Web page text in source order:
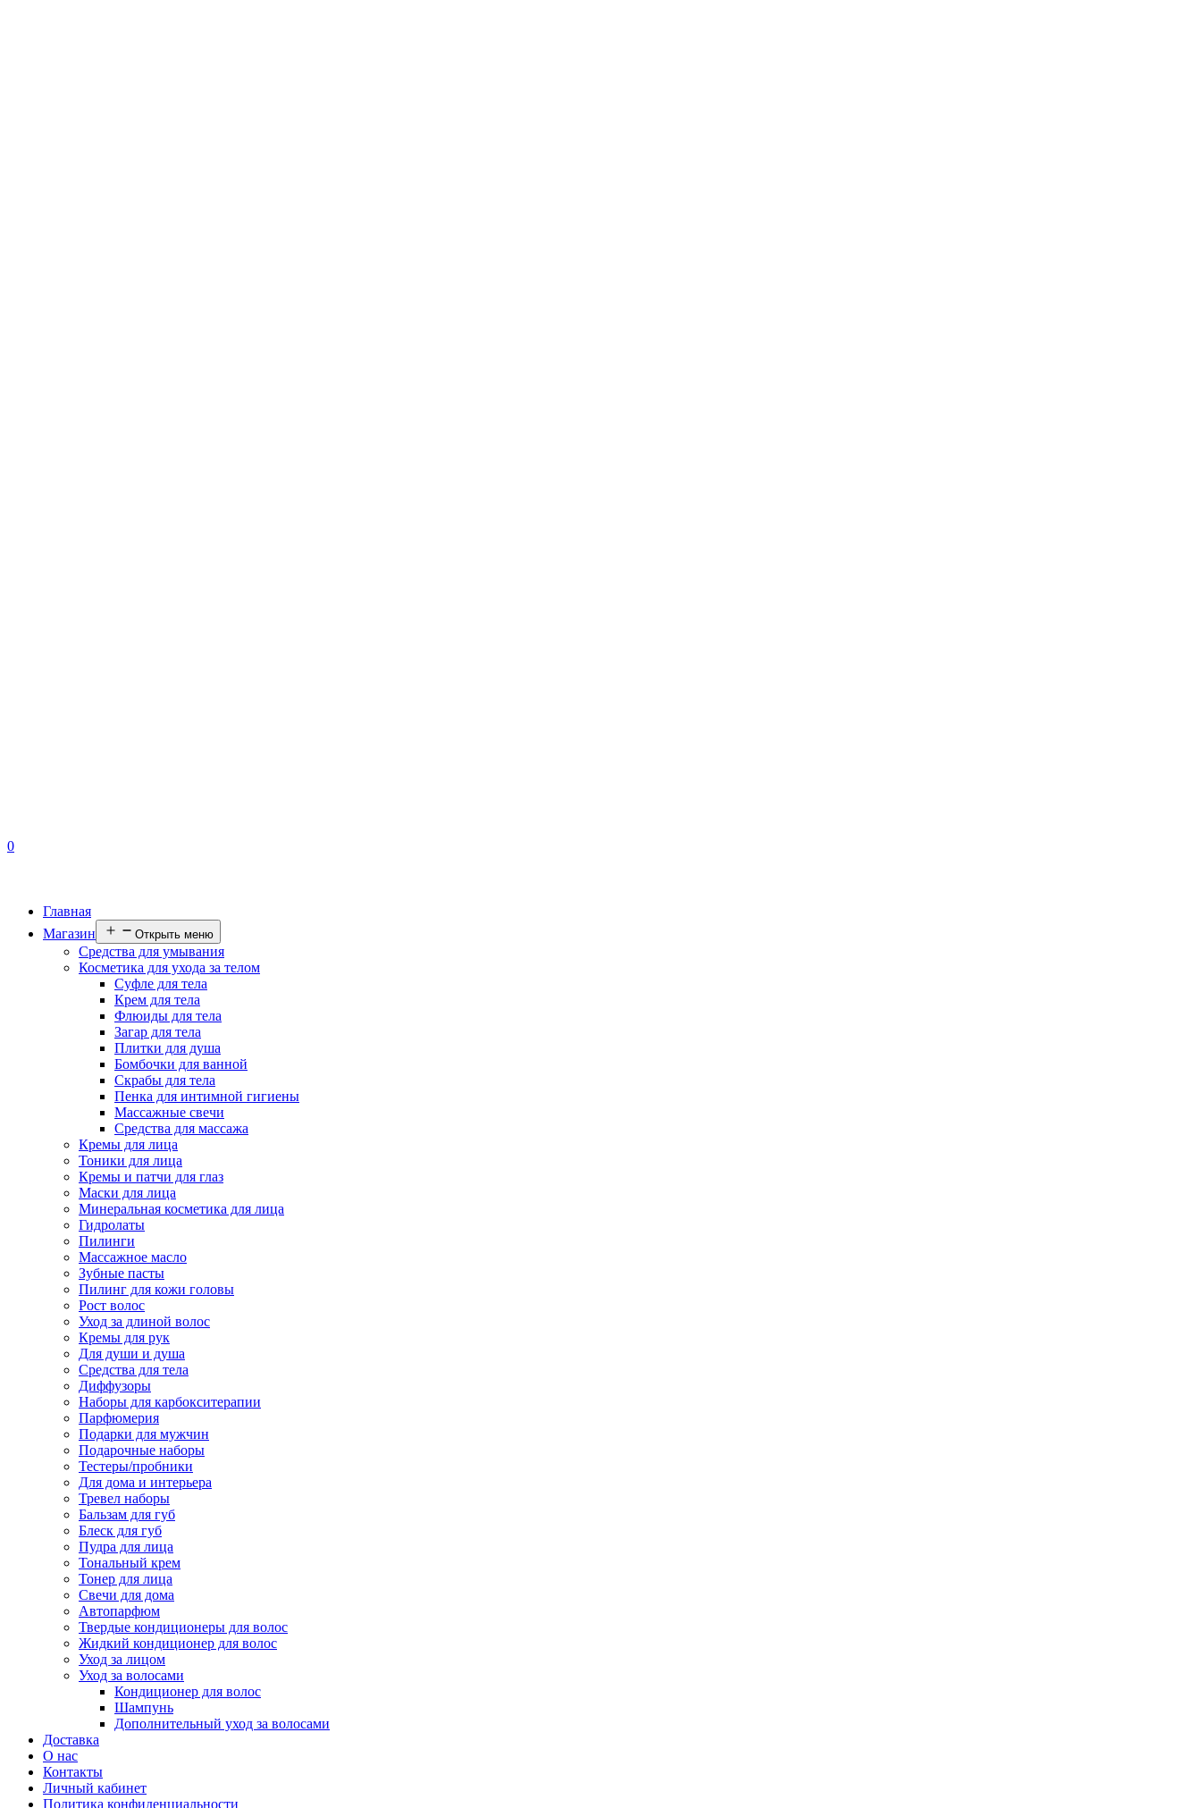
0
Главная
Магазин
Открыть меню
Средства для умывания
Косметика для ухода за телом
Суфле для тела
Крем для тела
Флюиды для тела
Загар для тела
Плитки для душа
Бомбочки для ванной
Скрабы для тела
Пенка для интимной гигиены
Массажные свечи
Средства для массажа
Кремы для лица
Тоники для лица
Кремы и патчи для глаз
Маски для лица
Минеральная косметика для лица
Гидролаты
Пилинги
Массажное масло
Зубные пасты
Пилинг для кожи головы
Рост волос
Уход за длиной волос
Кремы для рук
Для души и душа
Средства для тела
Диффузоры
Наборы для карбокситерапии
Парфюмерия
Подарки для мужчин
Подарочные наборы
Тестеры/пробники
Для дома и интерьера
Тревел наборы
Бальзам для губ
Блеск для губ
Пудра для лица
Тональный крем
Тонер для лица
Свечи для дома
Автопарфюм
Твердые кондиционеры для волос
Жидкий кондиционер для волос
Уход за лицом
Уход за волосами
Кондиционер для волос
Шампунь
Дополнительный уход за волосами
Доставка
О нас
Контакты
Личный кабинет
Политика конфиденциальности